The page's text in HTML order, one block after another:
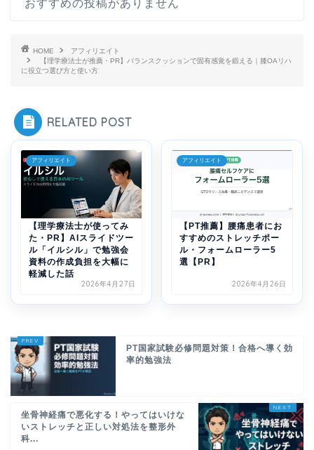
おすすめの投稿がありません
HOME
アフィリエイト
【理学療法士が推薦・PR】バランスクッションで固有感覚を鍛える｜膝OAリハ
に役立つ選び方と使い方
RELATED POST
アフィリエイト
【理学療法士が使ってみ
た・PR】AIスライドツー
ル「イルシル」で勉強会
資料の作成負担を大幅に
軽減した話
2026年4月27日
アフィリエイト
【PT推薦】腰痛患者にお
すすめのストレッチポー
ル・フォームローラー5
選【PR】
2026年4月26日
PT国家試験必修問題対策！合格へ導く効
率的勉強法
坐骨神経痛で悪化する！やってはいけな
いストレッチと正しい対処法を整形外
科...